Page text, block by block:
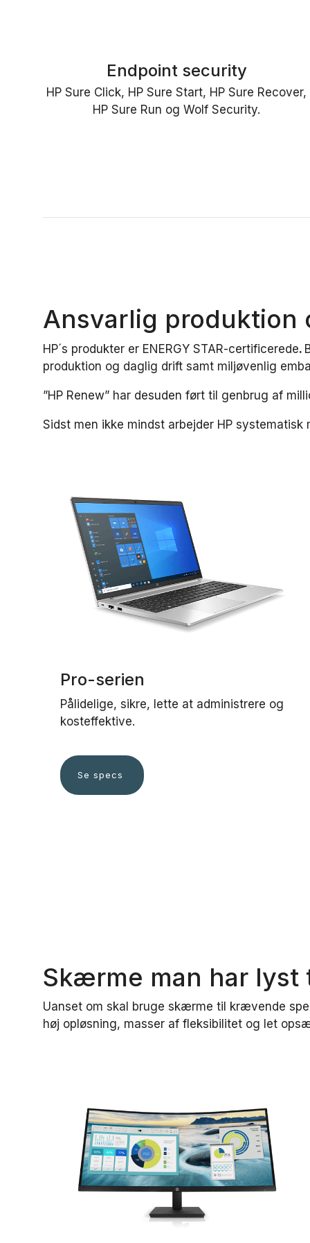
Endpoint security
HP Sure Click, HP Sure Start, HP Sure Recover,
HP Sure Run og Wolf Security.
Ansvarlig produktion
HP´s produkter er ENERGY STAR-certificerede.
produktion og daglig drift samt miljøvenlig
”HP Renew” har desuden ført til genbrug af
Sidst men ikke mindst arbejder HP
Pro-serien
Pålidelige, sikre, lette at administrere og
kosteffektive.
Se specs
Skærme man har lyst
Uanset om skal bruge skærme til krævende
høj opløsning, masser af fleksibilitet og let